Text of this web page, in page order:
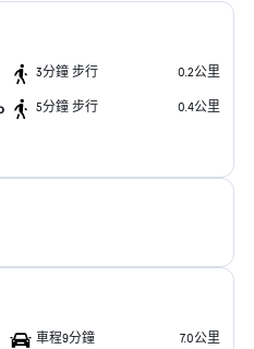
3分鐘 步行 0.2公里
5分鐘 步行 0.4公里
車程9分鐘 7.0公里